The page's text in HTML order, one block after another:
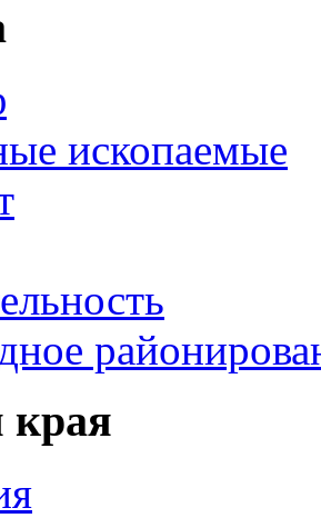
ископаемые
края